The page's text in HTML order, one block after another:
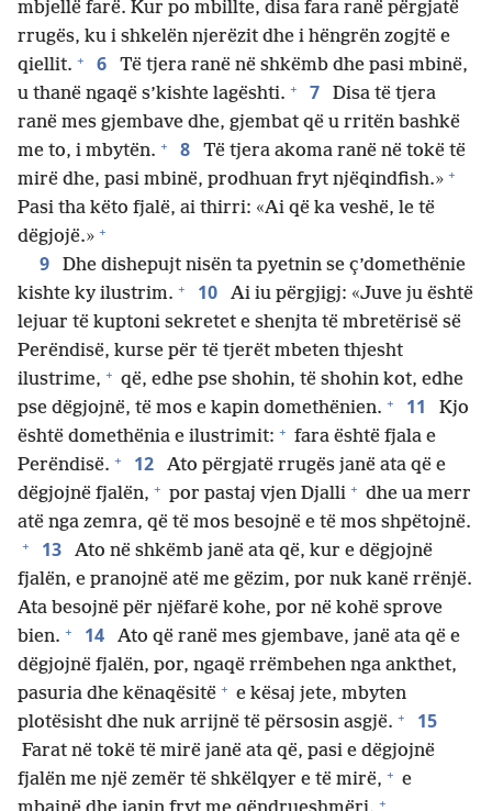
mbjellë farë. Kur po mbillte, disa fara ranë përgjatë
rrugës, ku i shkelën njerëzit dhe i hëngrën zogjtë e
qiellit. + 6
Të tjera ranë në shkëmb dhe pasi mbinë,
u thanë ngaqë s’kishte lagështi. + 7
Disa të tjera
ranë mes gjembave dhe, gjembat që u rritën bashkë
me to, i mbytën. + 8
Të tjera akoma ranë në tokë të
mirë dhe, pasi mbinë, prodhuan fryt njëqindfish.» +
Pasi tha këto fjalë, ai thirri: «Ai që ka veshë, le të
dëgjojë.» +
9
Dhe dishepujt nisën ta pyetnin se ç’domethënie
kishte ky ilustrim. + 10
Ai iu përgjigj: «Juve ju është
lejuar të kuptoni sekretet e shenjta të mbretërisë së
Perëndisë, kurse për të tjerët mbeten thjesht
ilustrime, + që, edhe pse shohin, të shohin kot, edhe
pse dëgjojnë, të mos e kapin domethënien. + 11
Kjo
është domethënia e ilustrimit: + fara është fjala e
Perëndisë. + 12
Ato përgjatë rrugës janë ata që e
dëgjojnë fjalën, + por pastaj vjen Djalli + dhe ua merr
atë nga zemra, që të mos besojnë e të mos shpëtojnë.
+ 13
Ato në shkëmb janë ata që, kur e dëgjojnë
fjalën, e pranojnë atë me gëzim, por nuk kanë rrënjë.
Ata besojnë për njëfarë kohe, por në kohë sprove
bien. + 14
Ato që ranë mes gjembave, janë ata që e
dëgjojnë fjalën, por, ngaqë rrëmbehen nga ankthet,
pasuria dhe kënaqësitë + e kësaj jete, mbyten
plotësisht dhe nuk arrijnë të përsosin asgjë. + 15
Farat në tokë të mirë janë ata që, pasi e dëgjojnë
fjalën me një zemër të shkëlqyer e të mirë, + e
+